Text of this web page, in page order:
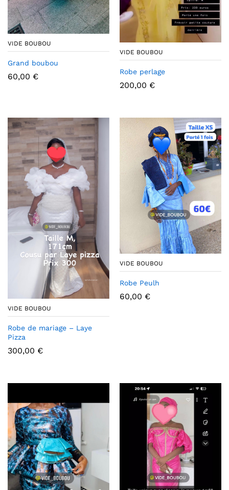
VIDE BOUBOU
Grand boubou
60,00 €
VIDE BOUBOU
Robe perlage
200,00 €
VIDE BOUBOU
Robe de mariage – Laye
Pizza
300,00 €
VIDE BOUBOU
Robe Peulh
60,00 €